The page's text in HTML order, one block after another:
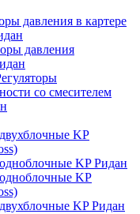
давления в картере
давления
со смесителем
KP
KP Ридан
KP
KP Ридан